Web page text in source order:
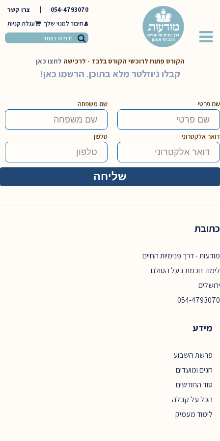
054-4793070
צרו קשר
חיבור למנוי שלך
הקורס פתוח לרוכשי הקורס בלבד - לרכישה לחצו כאן
קבלו ניוזלטר מלא בתוכן. הרשמו כאן!
שם פרטי שם משפחה
דואר אלקטרוני טלפון
כתובת
מודעות - דרך פנימיות החיים
לימוד חכמת בעל הסולם
ירושלים
054-4793070
מידע
פרשת השבוע
חגים ומועדים
סוד החודשים
הכל על קבלה
לימוד מעמיק